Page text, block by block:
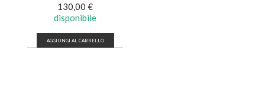
Prezzo
130,00 €
disponibile
AGGIUNGI AL CARRELLO